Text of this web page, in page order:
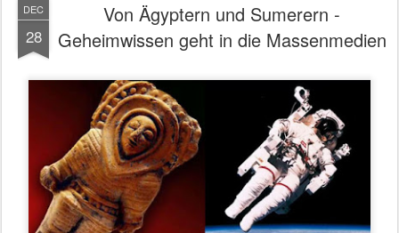
DEC
28
Von Ägyptern und Sumerern -
Geheimwissen geht in die Massenmedien